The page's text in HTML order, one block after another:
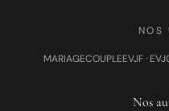
NOS
MARIAGECOUPLEEVJF ·
Nos